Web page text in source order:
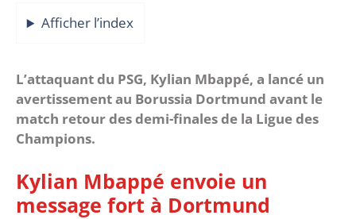
Afficher l’index
L’attaquant du PSG, Kylian Mbappé, a lancé un
avertissement au Borussia Dortmund avant le
match retour des demi-finales de la Ligue des
Champions.
Kylian Mbappé envoie un
message fort à Dortmund